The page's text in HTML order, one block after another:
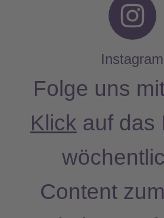
n
s
t
a
g
r
a
Instagram
Folge uns
Klick auf das
Content